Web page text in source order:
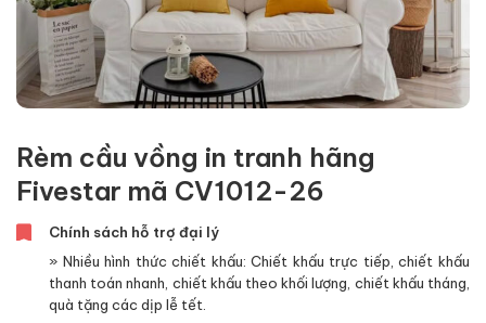
Rèm cầu vồng in tranh hãng
Fivestar mã CV1012-26
Chính sách hỗ trợ đại lý
» Nhiều hình thức chiết khấu: Chiết khấu trực tiếp, chiết khấu
thanh toán nhanh, chiết khấu theo khối lượng, chiết khấu tháng,
quà tặng các dịp lễ tết.